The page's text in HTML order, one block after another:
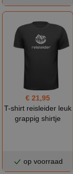
€ 21,95
T-shirt reisleider leuk
grappig shirtje
op voorraad